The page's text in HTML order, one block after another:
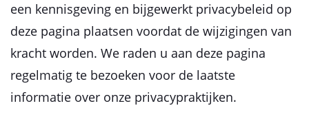
een kennisgeving en bijgewerkt privacybeleid op
deze pagina plaatsen voordat de wijzigingen van
kracht worden. We raden u aan deze pagina
regelmatig te bezoeken voor de laatste
informatie over onze privacypraktijken.